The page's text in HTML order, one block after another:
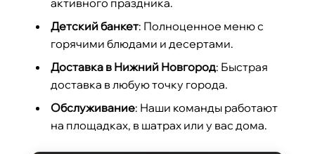
Детский банкет: Полноценное меню с
горячими блюдами и десертами.
Доставка в Нижний Новгород: Быстрая
доставка в любую точку города.
Обслуживание: Наши команды работают
на площадках, в шатрах или у вас дома.